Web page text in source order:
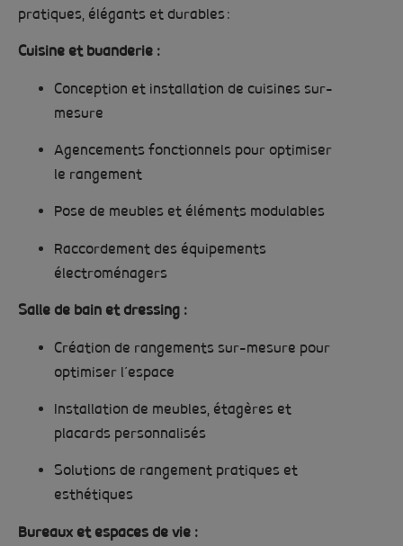
pratiques, élégants et durables :
Cuisine et buanderie :
Conception et installation de cuisines sur-
mesure
Agencements fonctionnels pour optimiser
le rangement
Pose de meubles et éléments modulables
Raccordement des équipements
électroménagers
Salle de bain et dressing :
Création de rangements sur-mesure pour
optimiser l’espace
Installation de meubles, étagères et
placards personnalisés
Solutions de rangement pratiques et
esthétiques
Bureaux et espaces de vie :